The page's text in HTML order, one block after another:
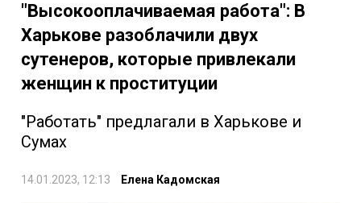
"Высокооплачиваемая работа": В
Харькове разоблачили двух
сутенеров, которые привлекали
женщин к проституции
"Работать" предлагали в Харькове и
Сумах
14.01.2023, 12:13 Елена Кадомская